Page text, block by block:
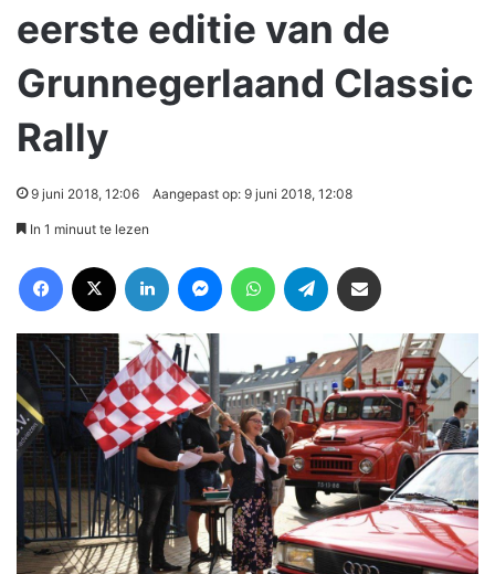
eerste editie van de
Grunnegerlaand Classic
Rally
9 juni 2018, 12:06 Aangepast op: 9 juni 2018, 12:08
In 1 minuut te lezen